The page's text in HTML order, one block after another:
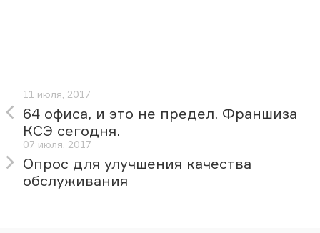
11 июля, 2017
64 офиса, и это не предел. Франшиза
КСЭ сегодня.
07 июля, 2017
Опрос для улучшения качества
обслуживания